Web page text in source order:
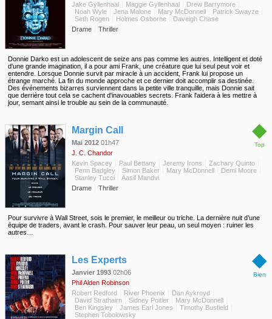
Jake Gyllenhaal
Maggie Gyllenhaal
Drew Barrymore
Noah Wyle
Jena Malone Mary McDonnell
Patrick Swayze
Seth Rogen
Holmes Osborne
Daveigh Chase
Drame
Thriller
Donnie Darko est un adolescent de seize ans pas comme les autres. Intelligent et doté
d'une grande imagination, il a pour ami Frank, une créature que lui seul peut voir et
entendre. Lorsque Donnie survit par miracle à un accident, Frank lui propose un
étrange marché. La fin du monde approche et ce dernier doit accomplir sa destinée.
Des événements bizarres surviennent dans la petite ville tranquille, mais Donnie sait
que derrière tout cela se cachent d'inavouables secrets. Frank l'aidera à les mettre à
jour, semant ainsi le trouble au sein de la communauté.
◆
Top
Margin Call
Mai 2012 01h47
J. C. Chandor
Kevin Spacey
Paul Bettany Jeremy Irons
Zachary Quinto
Penn Badgley
Simon Baker Mary McDonnell
Demi Moore
Stanley Tucci
Aasif Mandvi
Drame
Thriller
Pour survivre à Wall Street, sois le premier, le meilleur ou triche. La dernière nuit d’une
équipe de traders, avant le crash. Pour sauver leur peau, un seul moyen : ruiner les
autres…
◆
Bien
Les Experts
Janvier 1993 02h06
Phil Alden Robinson
Robert Redford
River Phoenix
Dan Aykroyd
David Strathairn
Sidney Poitier
Mary McDonnell
Ben Kingsley
James Earl Jones
Timothy Busfield
Stephen Tobolowsky